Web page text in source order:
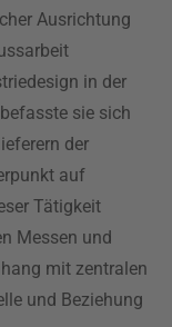
Ausrichtung
in der
sie sich
der
auf
Tätigkeit
Messen und
mit zentralen
und Beziehung